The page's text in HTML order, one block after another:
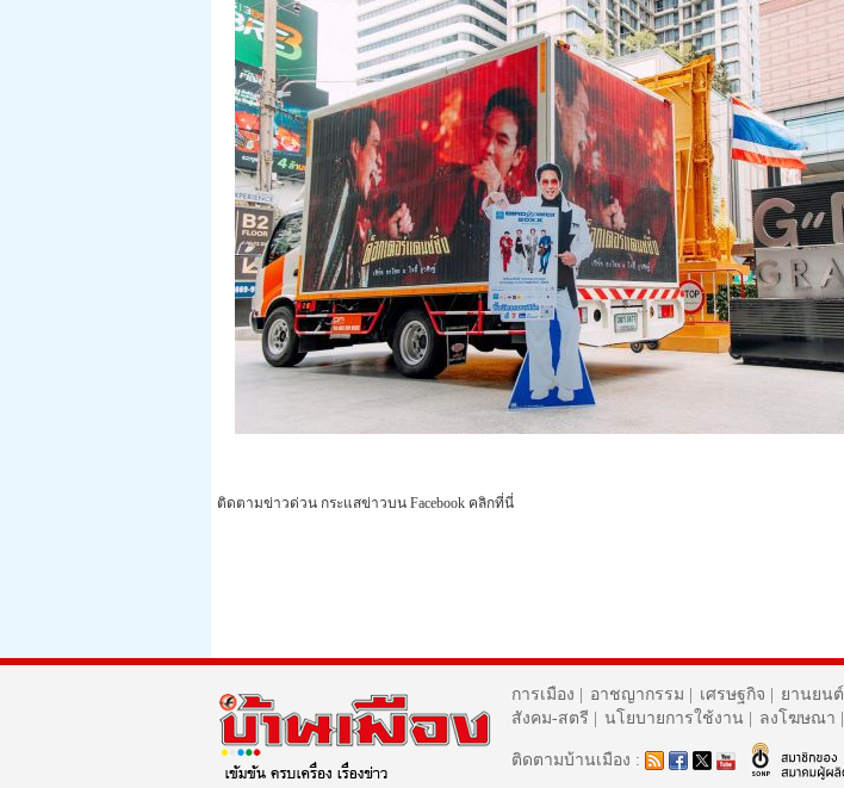
ติดตามข่าวด่วน กระแสข่าวบน Facebook คลิกที่นี่
การเมือง อาชญากรรม เศรษฐกิจ ยานยนต์
สังคม-สตรี
นโยบายการใช้งาน ลงโฆษณา
ติดตามบ้านเมือง :